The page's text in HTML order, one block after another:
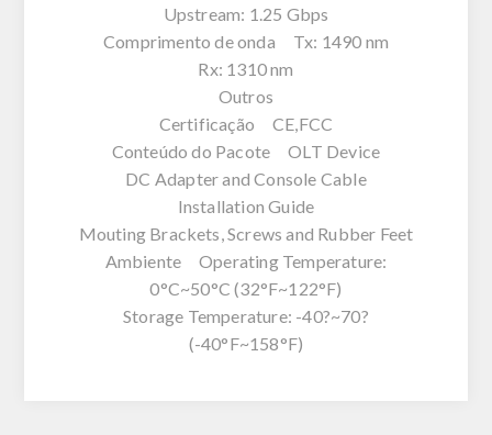
Upstream: 1.25 Gbps
Comprimento de onda Tx: 1490 nm
Rx: 1310 nm
Outros
Certificação CE,FCC
Conteúdo do Pacote OLT Device
DC Adapter and Console Cable
Installation Guide
Mouting Brackets, Screws and Rubber Feet
Ambiente Operating Temperature:
0°C~50°C (32°F~122°F)
Storage Temperature: -40?~70?
(-40°F~158°F)